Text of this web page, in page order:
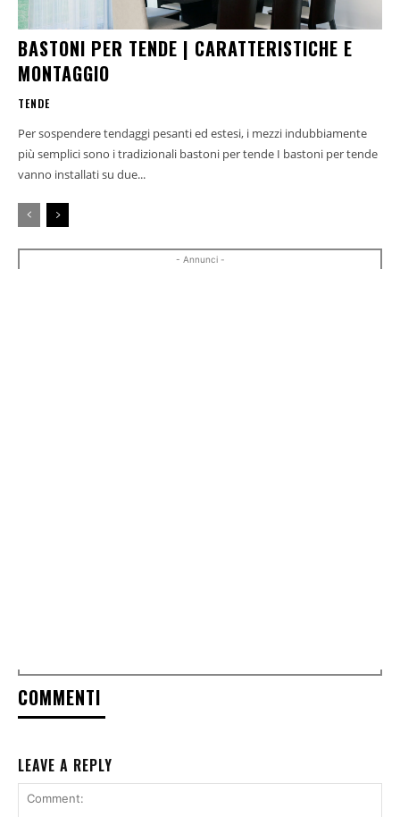
BASTONI PER TENDE | CARATTERISTICHE E
MONTAGGIO
TENDE
Per sospendere tendaggi pesanti ed estesi, i mezzi indubbiamente
più semplici sono i tradizionali bastoni per tende I bastoni per tende
vanno installati su due...
- Annunci -
COMMENTI
LEAVE A REPLY